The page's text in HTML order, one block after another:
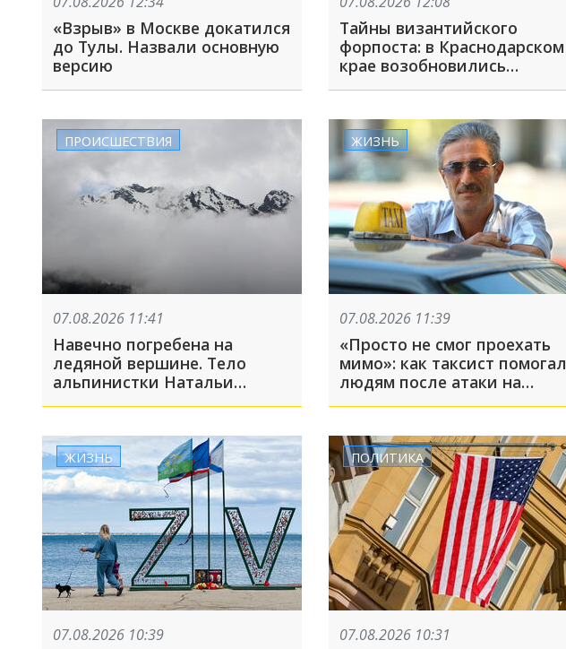
«Взрыв» в Москве докатился
до Тулы. Назвали основную
версию
Тайны византийского
форпоста: в Краснодарском
крае возобновились
раскопки древнего города
ПРОИСШЕСТВИЯ
07.08.2026 11:41
Навечно погребена на
ледяной вершине. Тело
альпинистки Натальи
Наговицыной уже год
Спасательная операция
прекращена
ЖИЗНЬ
07.08.2026 11:39
«Просто не смог проехать
мимо»: как таксист помогал
людям после атаки на
Wildberries в Екатеринбурге
ЖИЗНЬ
07.08.2026 10:39
ПОЛИТИКА
07.08.2026 10:31